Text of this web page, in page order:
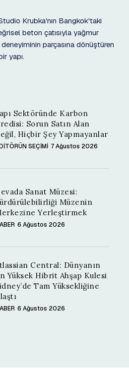
Krubka'nın Bangkok'taki
beton çatısıyla yağmur
deneyiminin parçasına dönüştüren
yapı.
Sektöründe Karbon
Sorun Satın Alan
Hiçbir Şey Yapmayanlar
SEÇİMİ 7 Ağustos 2026
Sanat Müzesi:
Müzenin
Yerleştirmek
6 Ağustos 2026
Central: Dünyanın
Yüksek Hibrit Ahşap Kulesi
Tam Yüksekliğine
6 Ağustos 2026